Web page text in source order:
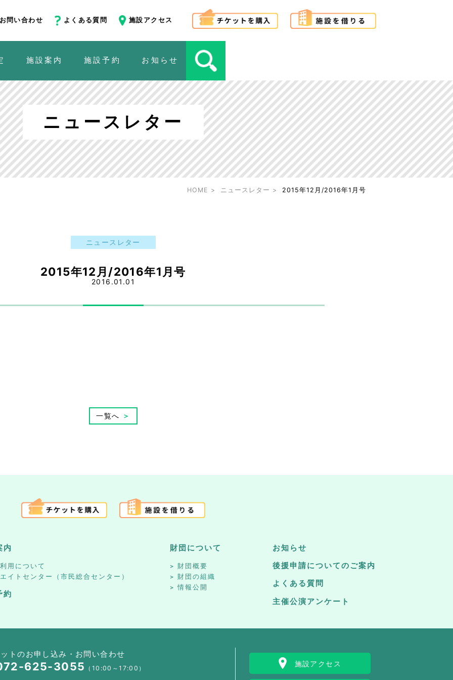
問い合わせ よくある質問 施設アクセス
施設案内 施設予約 お知らせ
ニュースレター
HOME ニュースレター 2015年12月/2016年1月号
ニュースレター
2015年12月/2016年1月号
2016.01.01
一覧へ ＞
内
用について
イトセンター（市民総合センター）
約
財団について
財団概要
財団の組織
情報公開
お知らせ
後援申請についてのご案内
よくある質問
主催公演アンケート
トのお申し込み・お問い合わせ
625-3055 （10:00～17:00）
施設アクセス